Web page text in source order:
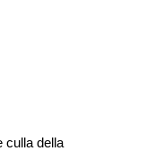
culla della